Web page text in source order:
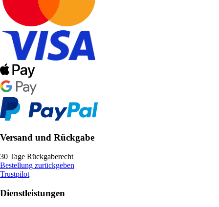
Versand und Rückgabe
30 Tage Rückgaberecht
Bestellung zurückgeben
Trustpilot
Dienstleistungen